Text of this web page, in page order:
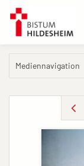
Mediennavigation